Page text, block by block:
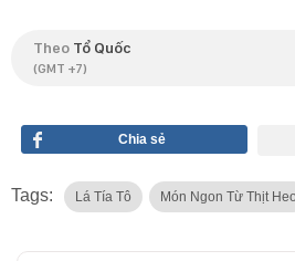
Theo Tổ Quốc
(GMT +7)
Chia sẻ
Tags: Lá Tía Tô Món Ngon Từ Thịt Heo